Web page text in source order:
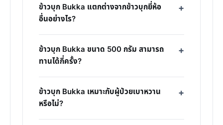
ข้าวบุก Bukka แตกต่างจากข้าวบุกยี่ห้อ
อื่นอย่างไร?
ข้าวบุก Bukka ขนาด 500 กรัม สามารถ
ทานได้กี่ครั้ง?
ข้าวบุก Bukka เหมาะกับผู้ป่วยเบาหวาน
หรือไม่?